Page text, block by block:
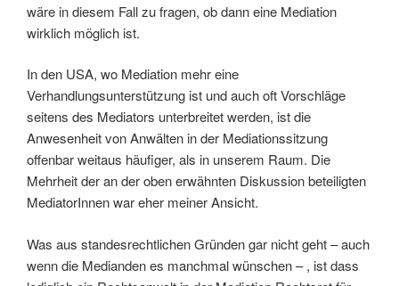
wäre in diesem Fall zu fragen, ob dann eine Mediation
wirklich möglich ist.
In den USA, wo Mediation mehr eine
Verhandlungsunterstützung ist und auch oft Vorschläge
seitens des Mediators unterbreitet werden, ist die
Anwesenheit von Anwälten in der Mediationssitzung
offenbar weitaus häufiger, als in unserem Raum. Die
Mehrheit der an der oben erwähnten Diskussion beteiligten
MediatorInnen war eher meiner Ansicht.
Was aus standesrechtlichen Gründen gar nicht geht – auch
wenn die Medianden es manchmal wünschen – , ist dass